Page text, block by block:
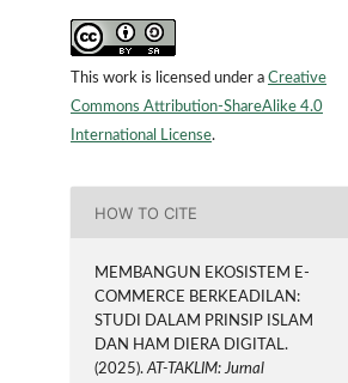
This work is licensed under a Creative
Commons Attribution-ShareAlike 4.0
International License.
HOW TO CITE
MEMBANGUN EKOSISTEM E-
COMMERCE BERKEADILAN:
STUDI DALAM PRINSIP ISLAM
DAN HAM DIERA DIGITAL.
(2025).AT-TAKLIM: Jurnal